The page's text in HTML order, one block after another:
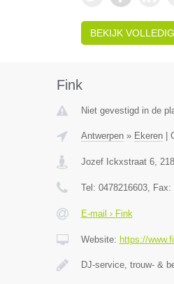
BEKIJK
Fink
Niet gevestigd in de
Antwerpen» Ekeren|
Jozef Ickxstraat 6,
Tel: 0478216603, Fax:
E-mail › Fink
Website: https://
DJ-service, trouw- &